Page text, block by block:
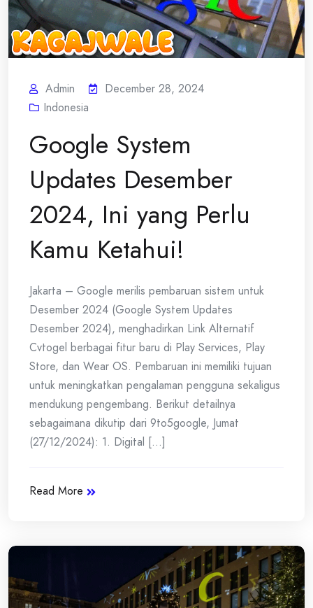
Admin
December 28, 2024
Indonesia
Google System
Updates Desember
2024, Ini yang Perlu
Kamu Ketahui!
Jakarta – Google merilis pembaruan sistem untuk
Desember 2024 (Google System Updates
Desember 2024), menghadirkan Link Alternatif
Cvtogel berbagai fitur baru di Play Services, Play
Store, dan Wear OS. Pembaruan ini memiliki tujuan
untuk meningkatkan pengalaman pengguna sekaligus
mendukung pengembang. Berikut detailnya
sebagaimana dikutip dari 9to5google, Jumat
(27/12/2024): 1. Digital [...]
Read More